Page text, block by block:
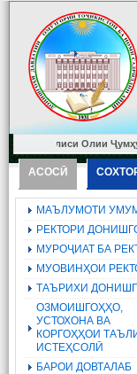
Олии Ҷумҳурии
АСОСӢ
МАЪЛУМОТИ
РЕКТОРИ
МУРОҶИАТ БА
МУОВИНҲОИ
ТАЪРИХИ
ОЗМОИШГОҲҲО,
УСТОХОНА ВА
КОРГОҲҲОИ
ИСТЕҲСОЛӢ
БАРОИ ДОВТАЛАБ